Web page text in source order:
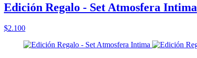
Edición Regalo - Set Atmosfera Intima
$2.100